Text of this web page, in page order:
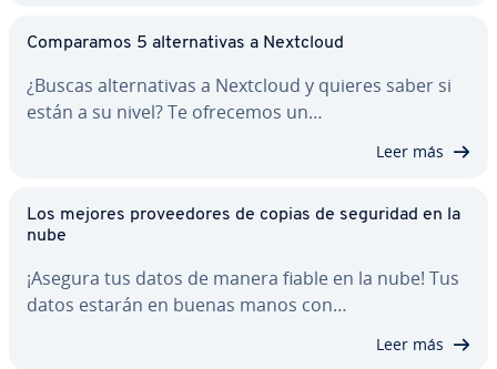
Co­m­pa­ra­mos 5 al­te­r­na­ti­vas a Nextcloud
¿Buscas al­te­r­na­ti­vas a Nextcloud y quieres saber si
están a su nivel? Te ofrecemos un…
Leer más
Los mejores pro­vee­do­res de copias de seguridad en la
nube
¡Asegura tus datos de manera fiable en la nube! Tus
datos estarán en buenas manos con…
Leer más